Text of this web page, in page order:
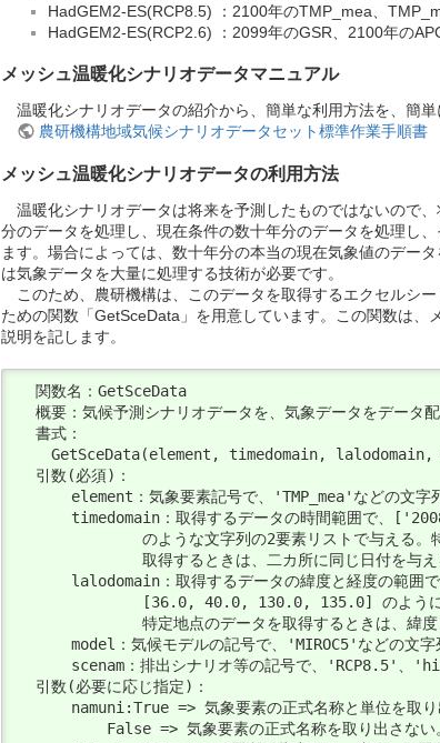
HadGEM2-ES(RCP8.5) ：2100年のTMP_mea、
HadGEM2-ES(RCP2.6) ：2099年のGSR、2100年の
メッシュ温暖化シナリオデータマニュアル
温暖化シナリオデータの紹介から、簡単な利用方法を、簡
農研機構地域気候シナリオデータセット標準作業手順書
メッシュ温暖化シナリオデータの利用方法
温暖化シナリオデータは将来を予測したものではないので
分のデータを処理し、現在条件の数十年分のデータを処理し
ます。場合によっては、数十年分の本当の現在気象値のデー
は気象データを大量に処理する技術が必要です。
このため、農研機構は、このデータを取得するエクセルシ
ための関数「GetSceData」を用意しています。この関数は、
説明を記します。
  関数名：GetSceData
概要：気候予測シナリオデータを、気象データをデータ
  書式：
　GetSceData(element, timedomain,
  引数(必須)：
element：気象要素記号で、'TMP_mea'などの文字
timedomain：取得するデータの時間範囲で、
のような文字列の2要素リストで与える。
取得するときは、二カ所に同じ日付を与え
lalodomain：取得するデータの緯度と経度の範囲で
[36.0, 40.0, 130.0, 135.0] のように
特定地点のデータを取得するときは、緯度
model：気候モデルの記号で、'MIROC5'などの文字
scenam：排出シナリオ等の記号で、'RCP8.5'、
  引数(必要に応じ指定)：
namuni:True => 気象要素の正式名称と単位を取り
False => 気象要素の正式名称を取り出さない